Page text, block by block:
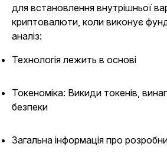
для встановлення внутрішньої
криптовалюти, коли виконує
аналіз:
Технологія лежить в основі
Токеноміка: Викиди токенів,
безпеки
Загальна інформація про